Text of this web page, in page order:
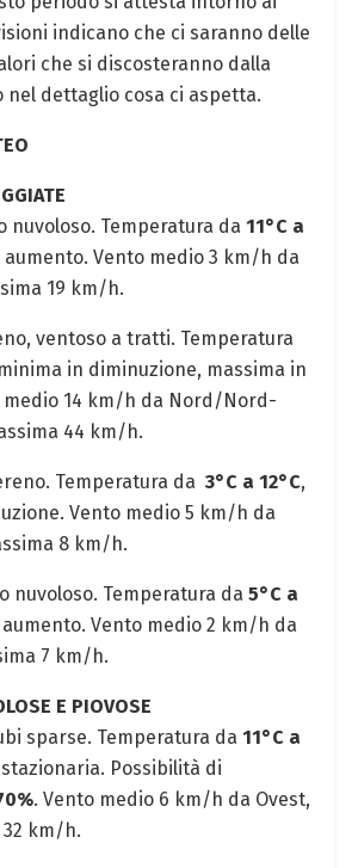
indicano che ci saranno delle
che si ⁤discosteranno dalla
nel dettaglio⁢ cosa ci aspetta.
nuvoloso. Temperatura da 11°C a
aumento. Vento medio 3 ⁣km/h da
19⁤ km/h.
ventoso a tratti. Temperatura
in diminuzione, massima in
medio 14 km/h da Nord/Nord-
44 km/h.
‍Temperatura ⁤da 3°C a 12°C,
Vento medio ⁤5 km/h da​
8⁤ km/h.
nuvoloso. Temperatura da‍ 5°C a
Vento medio 2 km/h ⁢da
7 km/h.
E PIOVOSE
sparse.⁤ Temperatura da 11°C a
stazionaria. Possibilità di
.⁣ Vento medio ⁣6 km/h da Ovest,
⁣km/h.